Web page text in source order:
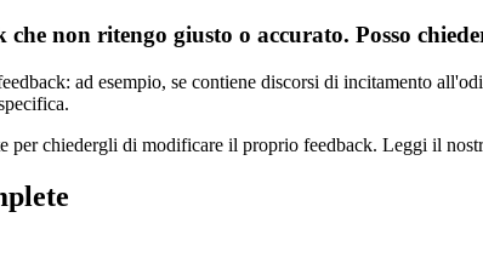
non ritengo giusto o accurato. Posso
ad esempio, se contiene discorsi di incitamento
per chiedergli di modificare il proprio feedback. Leggi il